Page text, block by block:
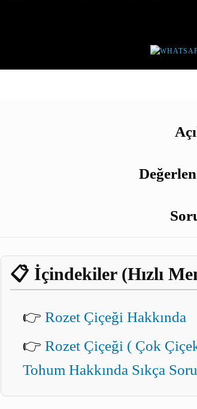
📋 İçindekiler (Hızlı
👉Rozet Çiçeği Hakkında
👉Rozet Çiçeği ( Çok
Tohum Hakkında Sıkça